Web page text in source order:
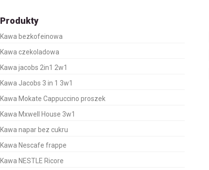
Produkty
Kawa bezkofeinowa
Kawa czekoladowa
Kawa jacobs 2in1 2w1
Kawa Jacobs 3 in 1 3w1
Kawa Mokate Cappuccino proszek
Kawa Mxwell House 3w1
Kawa napar bez cukru
Kawa Nescafe frappe
Kawa NESTLE Ricore